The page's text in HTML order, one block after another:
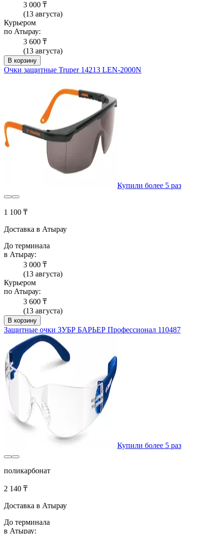
3 000 ₸
(13 августа)
Курьером
по Атырау:
3 600 ₸
(13 августа)
В корзину
Очки защитные Truper 14213 LEN-2000N
Купили более 5 раз
1 100 ₸
Доставка в Атырау
До терминала
в Атырау:
3 000 ₸
(13 августа)
Курьером
по Атырау:
3 600 ₸
(13 августа)
В корзину
Защитные очки ЗУБР БАРЬЕР Профессионал 110487
Купили более 5 раз
поликарбонат
2 140 ₸
Доставка в Атырау
До терминала
в Атырау: